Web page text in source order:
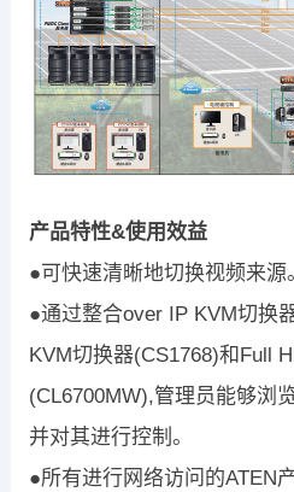
产品特性&使用效益
●可快速清晰地切换视频来源
●通过整合over IP KVM切换
KVM切换器(CS1768)和Full
(CL6700MW),管理员能够浏
并对其进行控制。
●所有进行网络访问的ATEN